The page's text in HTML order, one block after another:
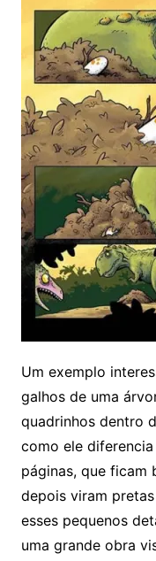
Um exemplo
galhos de uma
quadrinhos dentro
como ele
páginas, que ficam
depois viram
esses pequenos
uma grande obra